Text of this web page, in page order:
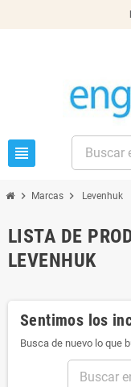
view_headline
chevron_right Marcas chevron_right Levenhuk
LISTA DE
LEVENHUK
Sentimos los
Busca de nuevo lo que